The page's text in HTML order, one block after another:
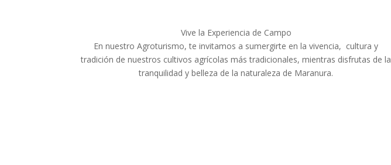
Vive la Experiencia de Campo
En nuestro Agroturismo, te invitamos a sumergirte en la vivencia, cultura y
tradición de nuestros cultivos agrícolas más tradicionales, mientras disfrutas de la
tranquilidad y belleza de la naturaleza de Maranura.